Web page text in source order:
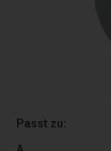
Passt zu: